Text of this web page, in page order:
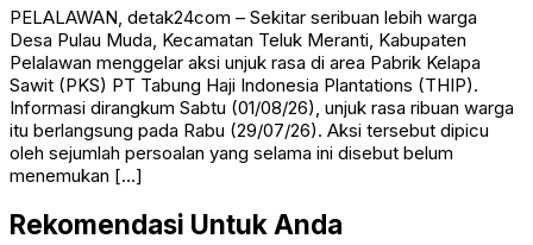
PELALAWAN, detak24com – Sekitar seribuan lebih warga
Desa Pulau Muda, Kecamatan Teluk Meranti, Kabupaten
Pelalawan menggelar aksi unjuk rasa di area Pabrik Kelapa
Sawit (PKS) PT Tabung Haji Indonesia Plantations (THIP).
Informasi dirangkum Sabtu (01/08/26), unjuk rasa ribuan warga
itu berlangsung pada Rabu (29/07/26). Aksi tersebut dipicu
oleh sejumlah persoalan yang selama ini disebut belum
menemukan […]
Rekomendasi Untuk Anda